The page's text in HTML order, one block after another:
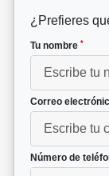
¿Prefieres
Tu nombre *
Correo
Número de